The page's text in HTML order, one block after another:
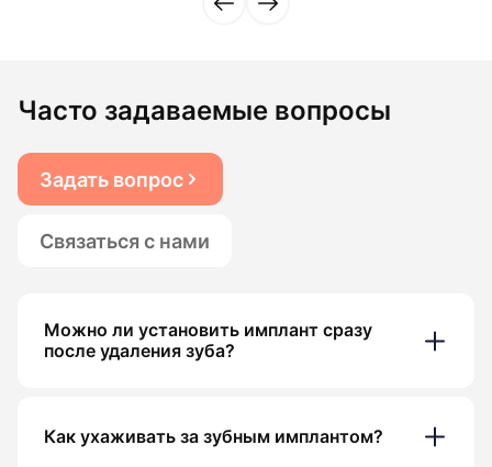
Часто задаваемые вопросы
Задать вопрос
Связаться с нами
Можно ли установить имплант сразу
после удаления зуба?
Как ухаживать за зубным имплантом?